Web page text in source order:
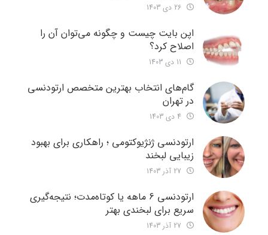
اپن بایت چیست و چگونه می‌توان آن را
اصلاح کرد؟
گام‌های انتخاب بهترین متخصص ارتودنسی
در تهران
ارتودنسی ژنژیوکتومی ؛ راهکاری برای بهبود
زیبایی لبخند
ارتودنسی 6 ماهه یا کوتاه‌مدت؛ نتیجه‌گیری
سریع برای لبخندی بهتر